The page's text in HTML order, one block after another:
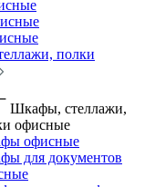
полки
Шкафы, стеллажи,
офисные
офисные
для документов